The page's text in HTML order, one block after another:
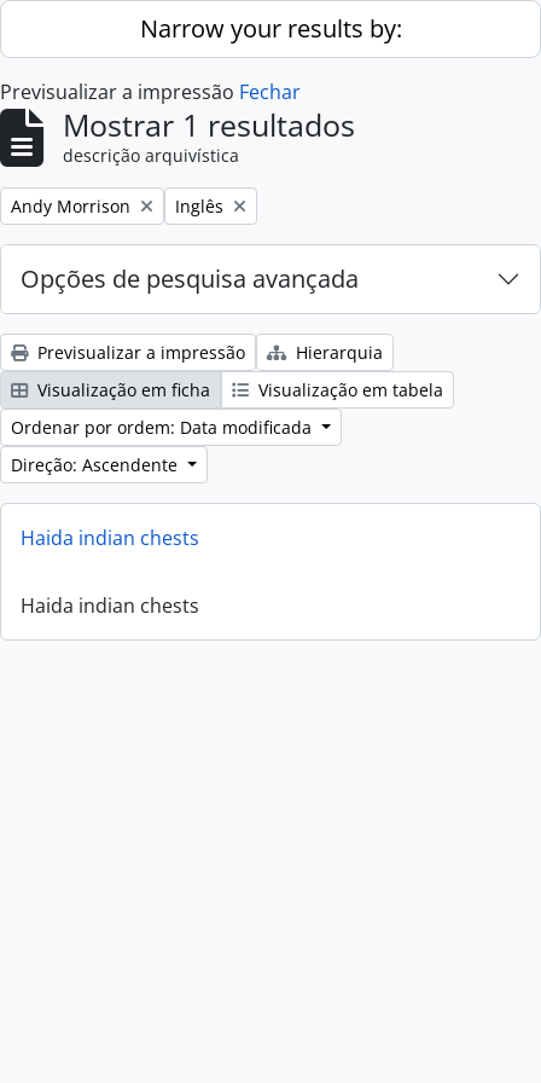
Skip to main contentNarrow your results by:
Previsualizar a impressão Fechar
Mostrar 1 resultados
descrição arquivística
Remove filter:
Andy Morrison Remove filter:
Inglês
Opções de pesquisa avançada
Previsualizar a impressão
Hierarquia
Visualização em ficha
Visualização em tabela
Ordenar por ordem: Data modificada
Direção: Ascendente
Haida indian chests
Haida indian chests